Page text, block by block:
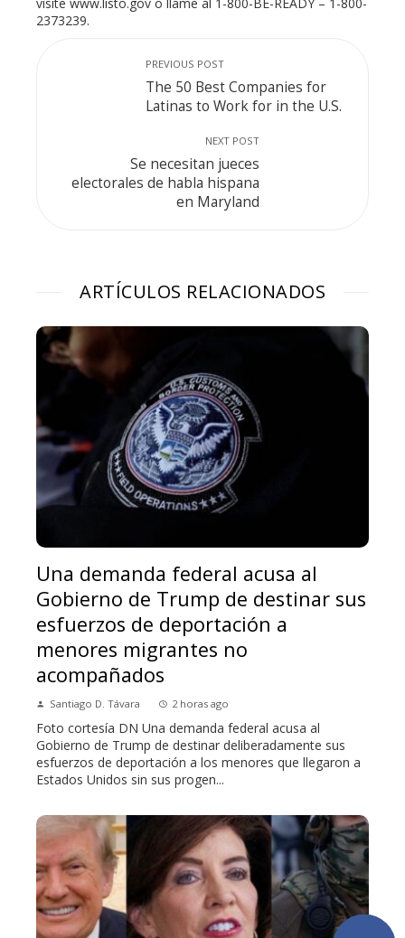
2373239.
PREVIOUS POST
The 50 Best Companies for
Latinas to Work for in the U.S.
NEXT POST
Se necesitan jueces
electorales de habla hispana
en Maryland
ARTÍCULOS RELACIONADOS
Una demanda federal acusa al
Gobierno de Trump de destinar sus
esfuerzos de deportación a
menores migrantes no
acompañados
Santiago D. Távara 2 horas ago
Foto cortesía DN Una demanda federal acusa al
Gobierno de Trump de destinar deliberadamente sus
esfuerzos de deportación a los menores que llegaron a
Estados Unidos sin sus progen...